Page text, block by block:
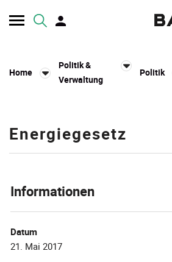
Kopfzeile
Home
Politik &
Verwaltung
Politik
Energiegesetz
Informationen
Datum
21. Mai 2017
Zugehörige Objekte